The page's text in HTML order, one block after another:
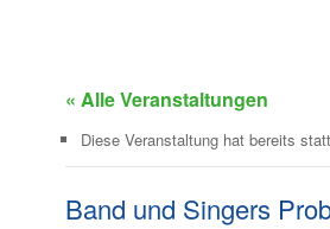
« Alle Veranstaltungen
Diese Veranstaltung hat bereits
Band und Singers